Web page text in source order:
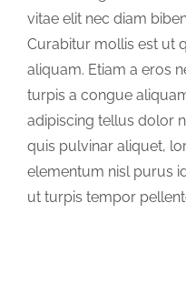
vitae elit nec diam
Curabitur mollis est ut
aliquam. Etiam a eros
turpis a congue
adipiscing tellus dolor
quis pulvinar aliquet,
elementum nisl purus
ut turpis tempor